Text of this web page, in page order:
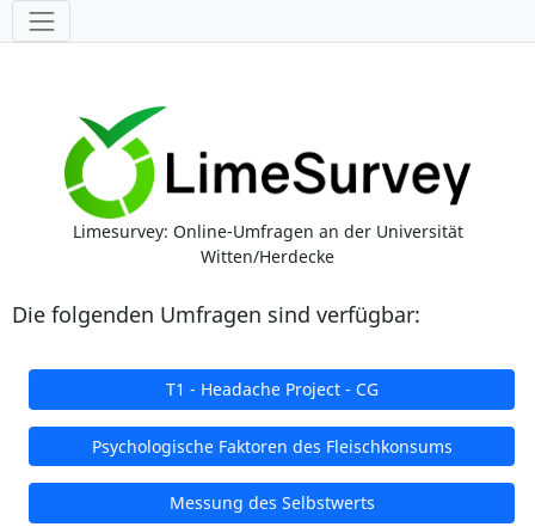
Werkzeuge
Limesurvey: Online-Umfragen an der Universität
Witten/Herdecke
Die folgenden Umfragen sind verfügbar:
T1 - Headache Project - CG
Psychologische Faktoren des Fleischkonsums
Messung des Selbstwerts